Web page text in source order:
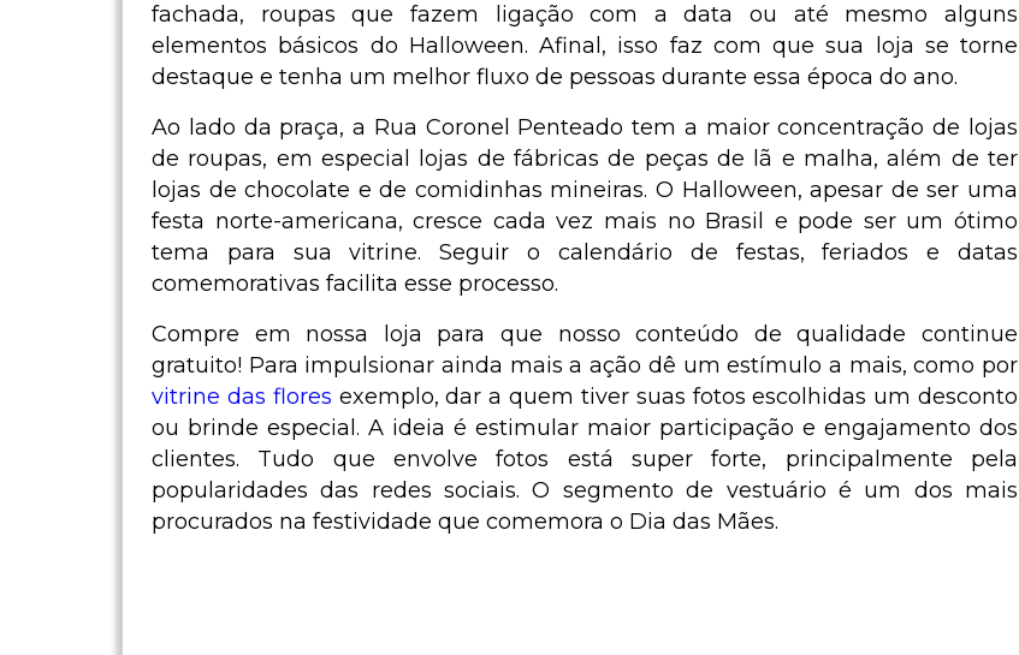
fachada, roupas que fazem ligação com a data ou até mesmo alguns
elementos básicos do Halloween. Afinal, isso faz com que sua loja se torne
destaque e tenha um melhor fluxo de pessoas durante essa época do ano.
Ao lado da praça, a Rua Coronel Penteado tem a maior concentração de lojas
de roupas, em especial lojas de fábricas de peças de lã e malha, além de ter
lojas de chocolate e de comidinhas mineiras. O Halloween, apesar de ser uma
festa norte-americana, cresce cada vez mais no Brasil e pode ser um ótimo
tema para sua vitrine. Seguir o calendário de festas, feriados e datas
comemorativas facilita esse processo.
Compre em nossa loja para que nosso conteúdo de qualidade continue
gratuito! Para impulsionar ainda mais a ação dê um estímulo a mais, como por
vitrine das flores exemplo, dar a quem tiver suas fotos escolhidas um desconto
ou brinde especial. A ideia é estimular maior participação e engajamento dos
clientes. Tudo que envolve fotos está super forte, principalmente pela
popularidades das redes sociais. O segmento de vestuário é um dos mais
procurados na festividade que comemora o Dia das Mães.